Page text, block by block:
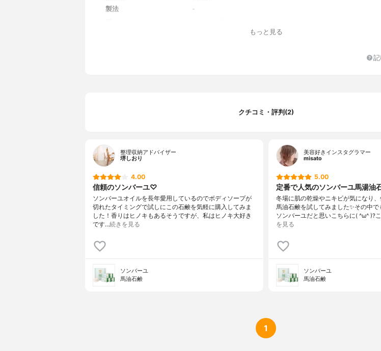
製法
-
もっと見る
クチコミ・評判(2)
整理収納アドバイザー
堺しおり
4.00
信頼のソンバーユ♡
ソンバーユオイルを長年愛用しているのでボディソープが
切れたタイミングで試しにこの石鹸を気軽に購入してみま
した！香りはヒノキもあるそうですが、私はヒノキ大好き
です…続きを見る
ソンバーユ
馬油石鹸
美容好きインスタグラマー
misato
5.00
定番で人気のソンバーユ馬湯油
冬場に肌の乾燥やニキビが気になり
馬油石鹸を試してみました✨その中
ソンバーユだと思いこちらに( ^ω^ )?
を見る
ソンバーユ
馬油石鹸
1